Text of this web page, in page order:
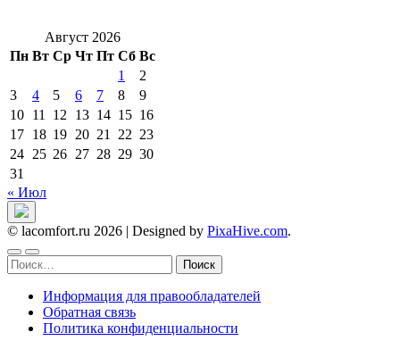
Август 2026
Пн Вт Ср Чт Пт Сб Вс
1
2
3
4 5 6 7 8
9
10 11 12 13 14 15 16
17 18 19 20 21 22 23
24 25 26 27 28 29 30
31
« Июл
© lacomfort.ru 2026 | Designed by PixaHive.com.
Найти:
Информация для правообладателей
Обратная связь
Политика конфиденциальности